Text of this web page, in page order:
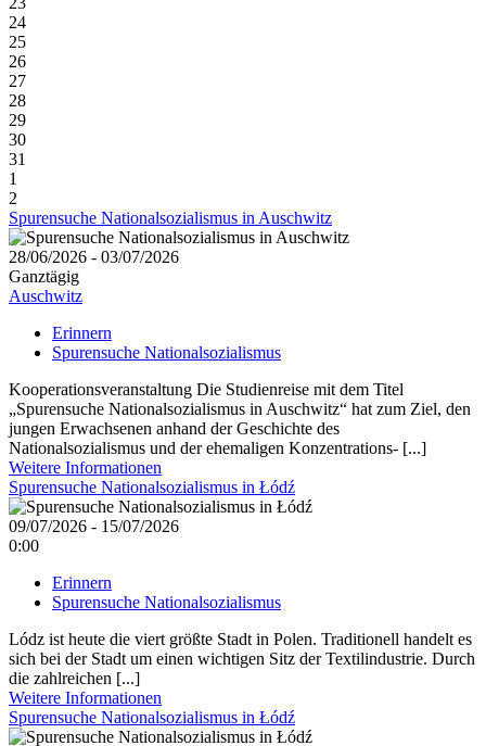
24
25
26
27
28
29
30
31
1
2
Spurensuche Nationalsozialismus in Auschwitz
28/06/2026 - 03/07/2026
Ganztägig
Auschwitz
Erinnern
Spurensuche Nationalsozialismus
Kooperationsveranstaltung Die Studienreise mit dem Titel
„Spurensuche Nationalsozialismus in Auschwitz“ hat zum Ziel, den
jungen Erwachsenen anhand der Geschichte des
Nationalsozialismus und der ehemaligen Konzentrations- [...]
Weitere Informationen
Spurensuche Nationalsozialismus in Łódź
09/07/2026 - 15/07/2026
0:00
Erinnern
Spurensuche Nationalsozialismus
Lódz ist heute die viert größte Stadt in Polen. Traditionell handelt es
sich bei der Stadt um einen wichtigen Sitz der Textilindustrie. Durch
die zahlreichen [...]
Weitere Informationen
Spurensuche Nationalsozialismus in Łódź